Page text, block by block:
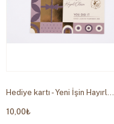
Hediye kartı - Yeni İşin Hayırlı Olsun
10,00₺